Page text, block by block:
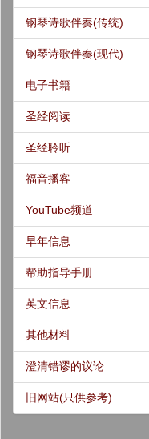
钢琴诗歌伴奏(传统)
钢琴诗歌伴奏(现代)
电子书籍
圣经阅读
圣经聆听
福音播客
YouTube频道
早年信息
帮助指导手册
英文信息
其他材料
澄清错谬的议论
旧网站(只供参考)